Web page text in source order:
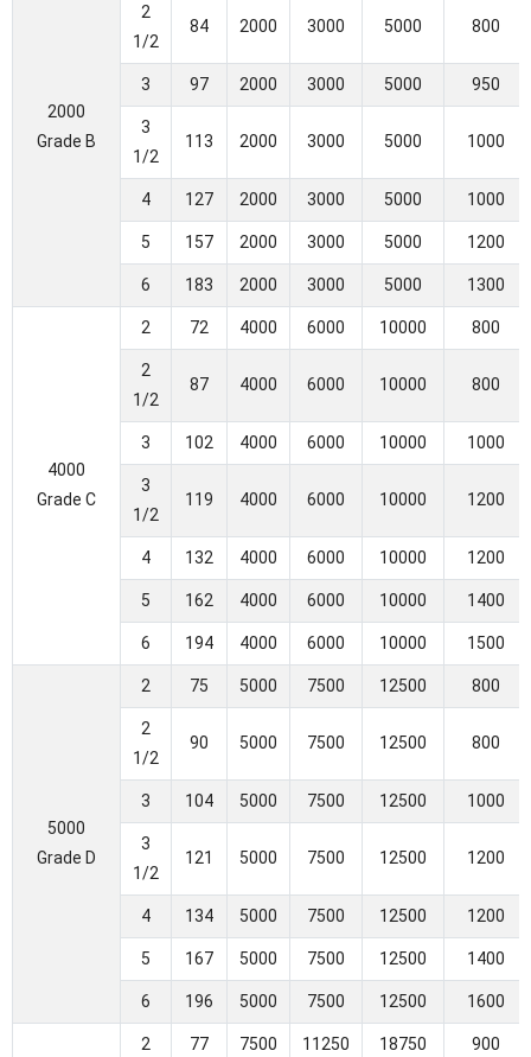
2000
Grade B
2
1/2
84 2000 3000 5000 800
3 97 2000 3000 5000 950
3
1/2
113 2000 3000 5000 1000
4 127 2000 3000 5000 1000
5 157 2000 3000 5000 1200
6 183 2000 3000 5000 1300
4000
Grade C
2 72 4000 6000 10000 800
2
1/2
87 4000 6000 10000 800
3 102 4000 6000 10000 1000
3
1/2
119 4000 6000 10000 1200
4 132 4000 6000 10000 1200
5 162 4000 6000 10000 1400
6 194 4000 6000 10000 1500
5000
Grade D
2 75 5000 7500 12500 800
2
1/2
90 5000 7500 12500 800
3 104 5000 7500 12500 1000
3
1/2
121 5000 7500 12500 1200
4 134 5000 7500 12500 1200
5 167 5000 7500 12500 1400
6 196 5000 7500 12500 1600
2 77 7500 11250 18750 900